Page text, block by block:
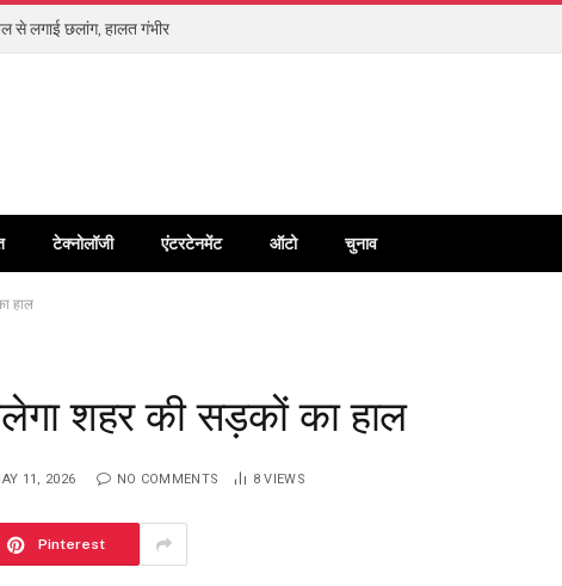
से लगाई छलांग, हालत गंभीर
टेक्नोलॉजी एंटरटेनमेंट ऑटो चुनाव
हाल
शहर की सड़कों का हाल
11, 2026 NO COMMENTS 8VIEWS
Pinterest